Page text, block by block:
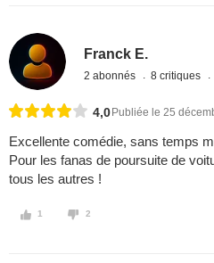
Franck E.
2 abonnés 8 critiques
4,0 Publiée le 25
Excellente comédie, sans temps
Pour les fanas de poursuite de
tous les autres !
1 2